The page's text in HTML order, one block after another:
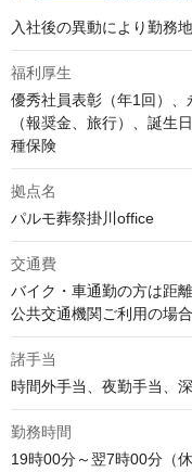
入社後の異動により勤務
福利厚生
優秀社員表彰（年1回）
（報奨金、旅行）、誕生
種保険
拠点名
パルモ葬祭掛川office
交通費
バイク・車通勤の方は距
公共交通機関ご利用の場
諸手当
時間外手当、夜勤手当、
勤務時間
19時00分～翌7時00分（